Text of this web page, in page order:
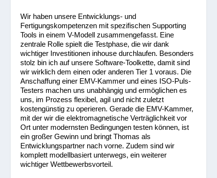
Wir haben unsere Entwicklungs- und
Fertigungskompetenzen mit spezifischen Supporting
Tools in einem V-Modell zusammengefasst. Eine
zentrale Rolle spielt die Testphase, die wir dank
wichtiger Investitionen inhouse durchlaufen. Besonders
stolz bin ich auf unsere Software-Toolkette, damit sind
wir wirklich dem einen oder anderen Tier 1 voraus. Die
Anschaffung einer EMV-Kammer und eines ISO-Puls-
Testers machen uns unabhängig und ermöglichen es
uns, im Prozess flexibel, agil und nicht zuletzt
kostengünstig zu operieren. Gerade die EMV-Kammer,
mit der wir die elektromagnetische Verträglichkeit vor
Ort unter modernsten Bedingungen testen können, ist
ein großer Gewinn und bringt Thomas als
Entwicklungspartner nach vorne. Zudem sind wir
komplett modellbasiert unterwegs, ein weiterer
wichtiger Wettbewerbsvorteil.